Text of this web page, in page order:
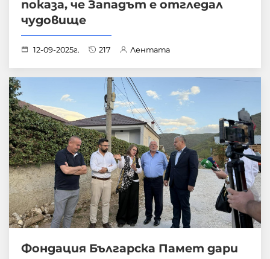
показа, че Западът е отгледал
чудовище
12-09-2025г. 217 Лентата
Фондация Българска Памет дари